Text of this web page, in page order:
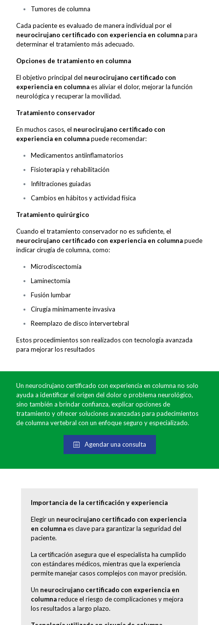
Tumores de columna
Cada paciente es evaluado de manera individual por el
neurocirujano certificado con experiencia en columnapara
determinar el tratamiento más adecuado.
Opciones de tratamiento en columna
El objetivo principal del neurocirujano certificado con
experiencia en columnaes aliviar el dolor, mejorar la función
neurológica y recuperar la movilidad.
Tratamiento conservador
En muchos casos, el neurocirujano certificado con
experiencia en columnapuede recomendar:
Medicamentos antiinflamatorios
Fisioterapia y rehabilitación
Infiltraciones guiadas
Cambios en hábitos y actividad física
Tratamiento quirúrgico
Cuando el tratamiento conservador no es suficiente, el
neurocirujano certificado con experiencia en columnapuede
indicar cirugía de columna, como:
Microdiscectomía
Laminectomía
Fusión lumbar
Cirugía mínimamente invasiva
Reemplazo de disco intervertebral
Estos procedimientos son realizados con tecnología avanzada
para mejorar los resultados
Un neurocirujano certificado con experiencia en columna no solo
ayuda a identificar el origen del dolor o problema neurológico,
sino también a brindar confianza, explicar opciones de
tratamiento y ofrecer soluciones avanzadas para padecimientos
de columna vertebral con un enfoque seguro y especializado.
Agendar una consulta
Importancia de la certificación y experiencia
Elegir un neurocirujano certificado con experiencia
en columnaes clave para garantizar la seguridad del
paciente.
La certificación asegura que el especialista ha cumplido
con estándares médicos, mientras que la experiencia
permite manejar casos complejos con mayor precisión.
Un neurocirujano certificado con experiencia en
columnareduce el riesgo de complicaciones y mejora
los resultados a largo plazo.